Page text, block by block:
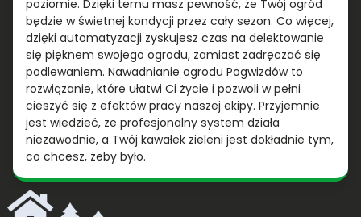
poziomie. Dzięki temu masz pewność, że Twój ogród
będzie w świetnej kondycji przez cały sezon. Co więcej,
dzięki automatyzacji zyskujesz czas na delektowanie
się pięknem swojego ogrodu, zamiast zadręczać się
podlewaniem. Nawadnianie ogrodu Pogwizdów to
rozwiązanie, które ułatwi Ci życie i pozwoli w pełni
cieszyć się z efektów pracy naszej ekipy. Przyjemnie
jest wiedzieć, że profesjonalny system działa
niezawodnie, a Twój kawałek zieleni jest dokładnie tym,
co chcesz, żeby było.